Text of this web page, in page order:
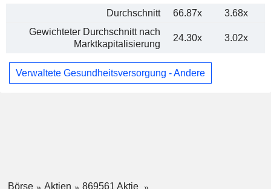
Durchschnitt
66.87x
3.68x
Gewichteter Durchschnitt nach
Marktkapitalisierung
24.30x 3.02x
Verwaltete Gesundheitsversorgung - Andere
Börse Aktien
869561 Aktie